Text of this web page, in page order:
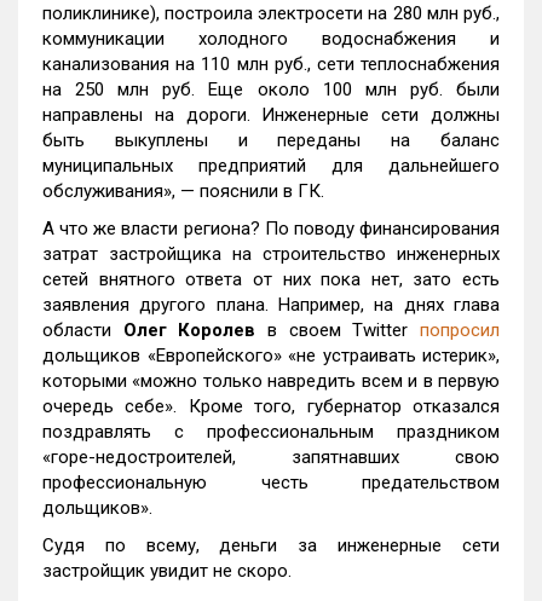
поликлинике), построила электросети на 280 млн руб.,
коммуникации холодного водоснабжения и
канализования на 110 млн руб., сети теплоснабжения
на 250 млн руб. Еще около 100 млн руб. были
направлены на дороги. Инженерные сети должны
быть выкуплены и переданы на баланс
муниципальных предприятий для дальнейшего
обслуживания», — пояснили в ГК.
А что же власти региона? По поводу финансирования
затрат застройщика на строительство инженерных
сетей внятного ответа от них пока нет, зато есть
заявления другого плана. Например, на днях глава
области Олег Королев в своем Twitterпопросил
дольщиков «Европейского» «не устраивать истерик»,
которыми «можно только навредить всем и в первую
очередь себе». Кроме того, губернатор отказался
поздравлять с профессиональным праздником
«горе-недостроителей, запятнавших свою
профессиональную честь предательством
дольщиков».
Судя по всему, деньги за инженерные сети
застройщик увидит не скоро.